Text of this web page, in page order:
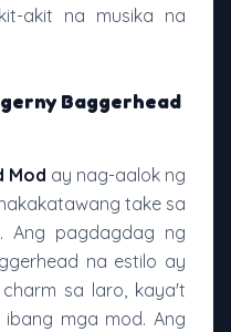
akit na musika na
Baggerhead
Mod ay nag-aalok ng
take sa
Ang pagdagdag ng
na estilo ay
sa laro, kaya't
mga mod. Ang